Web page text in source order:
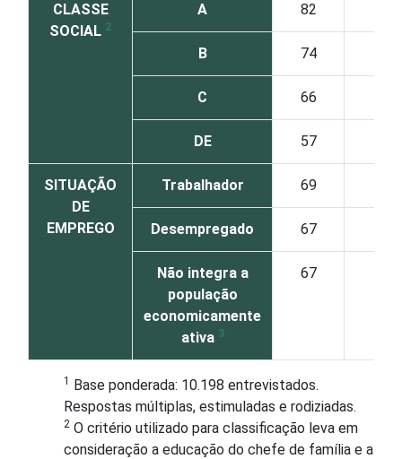
CLASSE
SOCIAL 2
A 82
B 74
C 66
DE 57
SITUAÇÃO
DE
EMPREGO
Trabalhador 69
Desempregado 67
Não integra a
população
economicamente
ativa 3
67
1 Base ponderada: 10.198 entrevistados.
Respostas múltiplas, estimuladas e rodiziadas.
2 O critério utilizado para classificação leva em
consideração a educação do chefe de família e a